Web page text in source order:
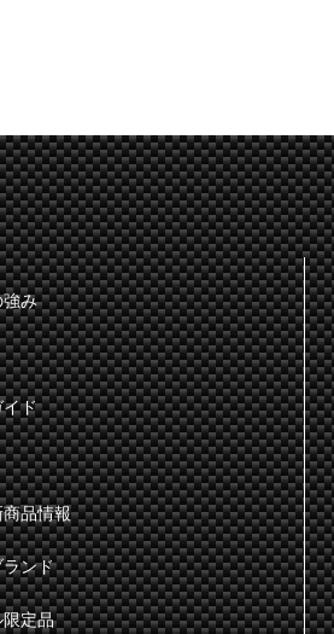
強み
イド
品情報
ランド
限定品